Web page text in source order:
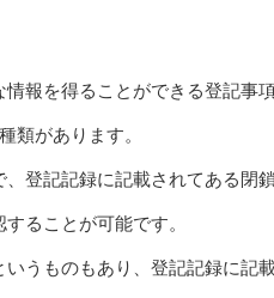
報を得ることができる登記事
類があります。
、登記記録に記載されてある閉
ることが可能です。
うものもあり、登記記録に記